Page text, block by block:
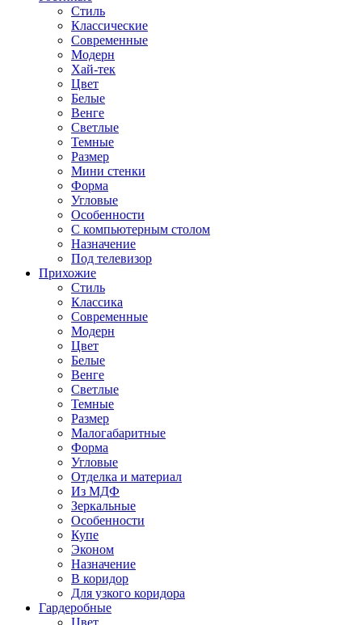
Стиль
Классические
Современные
Модерн
Хай-тек
Цвет
Белые
Венге
Светлые
Темные
Размер
Мини стенки
Форма
Угловые
Особенности
С компьютерным столом
Назначение
Под телевизор
Прихожие
Стиль
Классика
Современные
Модерн
Цвет
Белые
Венге
Светлые
Темные
Размер
Малогабаритные
Форма
Угловые
Отделка и материал
Из МДФ
Зеркальные
Особенности
Купе
Эконом
Назначение
В коридор
Для узкого коридора
Гардеробные
Цвет